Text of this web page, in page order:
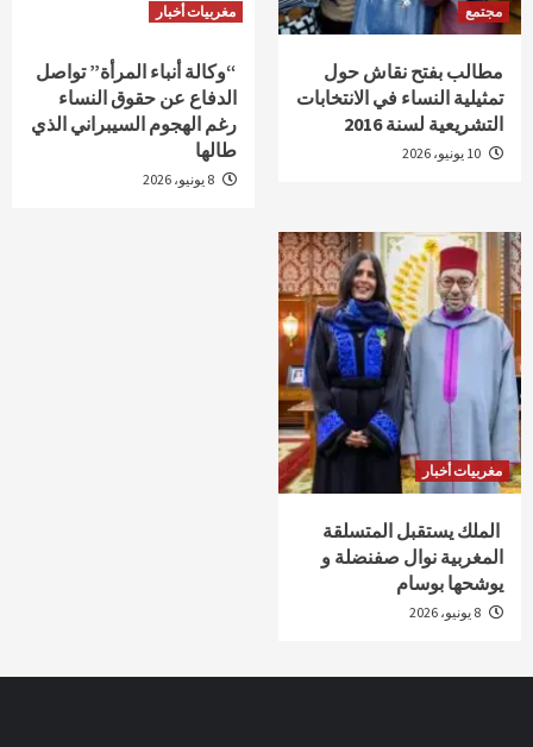
مجتمع
مطالب بفتح نقاش حول
تمثيلية النساء في الانتخابات
التشريعية لسنة 2016
مغربيات أخبار
“وكالة أنباء المرأة” تواصل
الدفاع عن حقوق النساء
رغم الهجوم السيبراني الذي
طالها
مغربيات أخبار
الملك يستقبل المتسلقة
المغربية نوال صفنضلة و
يوشحها بوسام